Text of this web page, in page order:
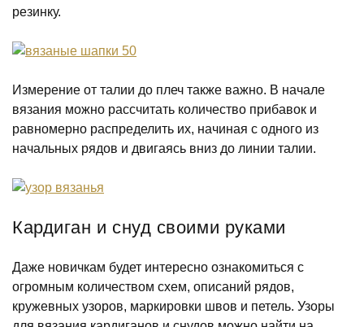
резинку.
Измерение от талии до плеч также важно. В начале
вязания можно рассчитать количество прибавок и
равномерно распределить их, начиная с одного из
начальных рядов и двигаясь вниз до линии талии.
Кардиган и снуд своими руками
Даже новичкам будет интересно ознакомиться с
огромным количеством схем, описаний рядов,
кружевных узоров, маркировки швов и петель. Узоры